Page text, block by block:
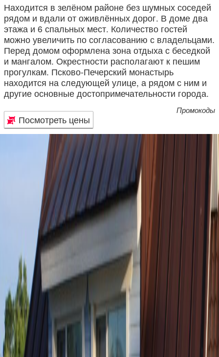
Находится в зелёном районе без шумных соседей
рядом и вдали от оживлённых дорог. В доме два
этажа и 6 спальных мест. Количество гостей
можно увеличить по согласованию с владельцами.
Перед домом оформлена зона отдыха с беседкой
и мангалом. Окрестности располагают к пешим
прогулкам. Псково-Печерский монастырь
находится на следующей улице, а рядом с ним и
другие основные достопримечательности города.
Посмотреть цены
Промокоды